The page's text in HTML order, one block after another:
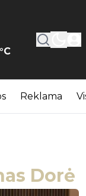
°C
Reklama
Dorė